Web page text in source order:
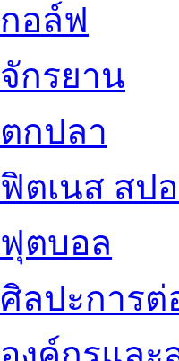
กอล์ฟ
จักรยาน
ตกปลา
ฟิตเนส สป
ฟุตบอล
ศิลปะการต่